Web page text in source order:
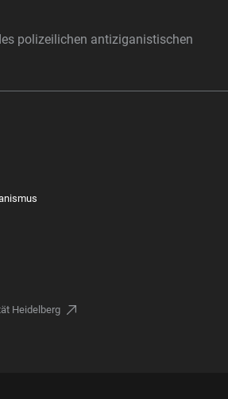
polizeilichen antiziganistischen
Heidelberg